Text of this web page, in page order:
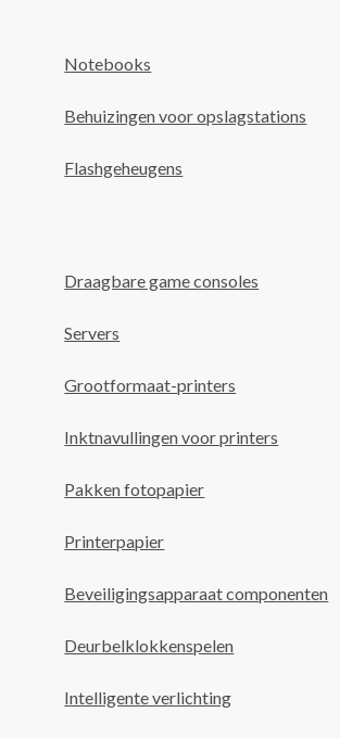
Notebooks
Behuizingen voor opslagstations
Flashgeheugens
Draagbare game consoles
Servers
Grootformaat-printers
Inktnavullingen voor printers
Pakken fotopapier
Printerpapier
Beveiligingsapparaat componenten
Deurbelklokkenspelen
Intelligente verlichting